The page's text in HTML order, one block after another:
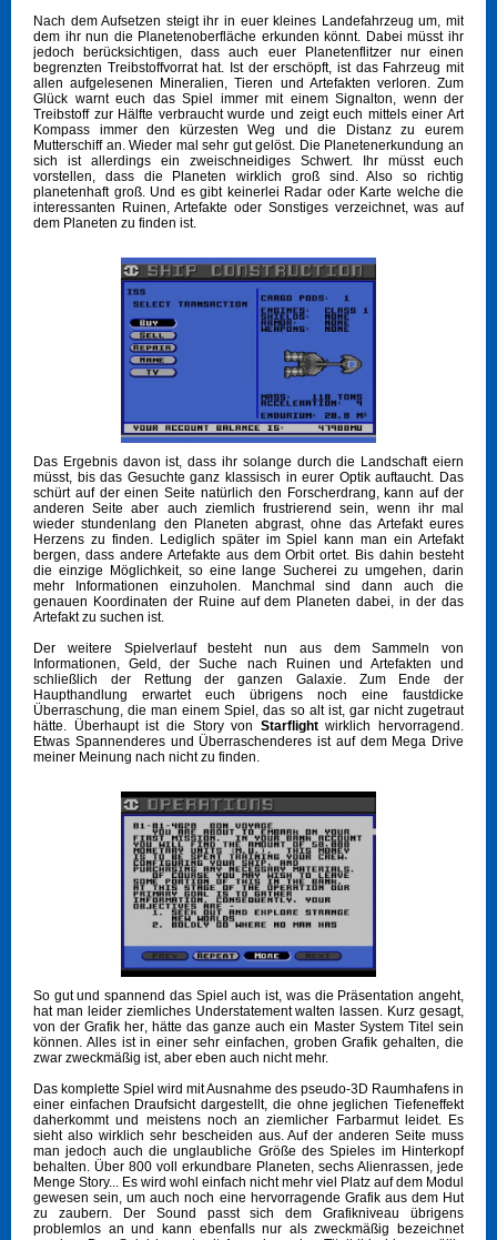
Nach dem Aufsetzen steigt ihr in euer kleines Landefahrzeug um, mit
dem ihr nun die Planetenoberfläche erkunden könnt. Dabei müsst ihr
jedoch berücksichtigen, dass auch euer Planetenflitzer nur einen
begrenzten Treibstoffvorrat hat. Ist der erschöpft, ist das Fahrzeug mit
allen aufgelesenen Mineralien, Tieren und Artefakten verloren. Zum
Glück warnt euch das Spiel immer mit einem Signalton, wenn der
Treibstoff zur Hälfte verbraucht wurde und zeigt euch mittels einer Art
Kompass immer den kürzesten Weg und die Distanz zu eurem
Mutterschiff an. Wieder mal sehr gut gelöst. Die Planetenerkundung an
sich ist allerdings ein zweischneidiges Schwert. Ihr müsst euch
vorstellen, dass die Planeten wirklich groß sind. Also so richtig
planetenhaft groß. Und es gibt keinerlei Radar oder Karte welche die
interessanten Ruinen, Artefakte oder Sonstiges verzeichnet, was auf
dem Planeten zu finden ist.
Das Ergebnis davon ist, dass ihr solange durch die Landschaft eiern
müsst, bis das Gesuchte ganz klassisch in eurer Optik auftaucht. Das
schürt auf der einen Seite natürlich den Forscherdrang, kann auf der
anderen Seite aber auch ziemlich frustrierend sein, wenn ihr mal
wieder stundenlang den Planeten abgrast, ohne das Artefakt eures
Herzens zu finden. Lediglich später im Spiel kann man ein Artefakt
bergen, dass andere Artefakte aus dem Orbit ortet. Bis dahin besteht
die einzige Möglichkeit, so eine lange Sucherei zu umgehen, darin
mehr Informationen einzuholen. Manchmal sind dann auch die
genauen Koordinaten der Ruine auf dem Planeten dabei, in der das
Artefakt zu suchen ist.
Der weitere Spielverlauf besteht nun aus dem Sammeln von
Informationen, Geld, der Suche nach Ruinen und Artefakten und
schließlich der Rettung der ganzen Galaxie. Zum Ende der
Haupthandlung erwartet euch übrigens noch eine faustdicke
Überraschung, die man einem Spiel, das so alt ist, gar nicht zugetraut
hätte. Überhaupt ist die Story von Starflightwirklich hervorragend.
Etwas Spannenderes und Überraschenderes ist auf dem Mega Drive
meiner Meinung nach nicht zu finden.
So gut und spannend das Spiel auch ist, was die Präsentation angeht,
hat man leider ziemliches Understatement walten lassen. Kurz gesagt,
von der Grafik her, hätte das ganze auch ein Master System Titel sein
können. Alles ist in einer sehr einfachen, groben Grafik gehalten, die
zwar zweckmäßig ist, aber eben auch nicht mehr.
Das komplette Spiel wird mit Ausnahme des pseudo-3D Raumhafens in
einer einfachen Draufsicht dargestellt, die ohne jeglichen Tiefeneffekt
daherkommt und meistens noch an ziemlicher Farbarmut leidet. Es
sieht also wirklich sehr bescheiden aus. Auf der anderen Seite muss
man jedoch auch die unglaubliche Größe des Spieles im Hinterkopf
behalten. Über 800 voll erkundbare Planeten, sechs Alienrassen, jede
Menge Story... Es wird wohl einfach nicht mehr viel Platz auf dem Modul
gewesen sein, um auch noch eine hervorragende Grafik aus dem Hut
zu zaubern. Der Sound passt sich dem Grafikniveau übrigens
problemlos an und kann ebenfalls nur als zweckmäßig bezeichnet